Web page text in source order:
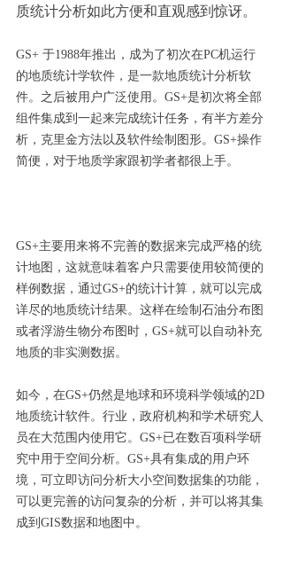
质统计分析如此方便和直观感到惊讶。
GS+ 于1988年推出，成为了初次在PC机运行
的地质统计学软件，是一款地质统计分析软
件。之后被用户广泛使用。GS+是初次将全部
组件集成到一起来完成统计任务，有半方差分
析，克里金方法以及软件绘制图形。GS+操作
简便，对于地质学家跟初学者都很上手。
GS+主要用来将不完善的数据来完成严格的统
计地图，这就意味着客户只需要使用较简便的
样例数据，通过GS+的统计计算，就可以完成
详尽的地质统计结果。这样在绘制石油分布图
或者浮游生物分布图时，GS+就可以自动补充
地质的非实测数据。
如今，在GS+仍然是地球和环境科学领域的2D
地质统计软件。行业，政府机构和学术研究人
员在大范围内使用它。GS+已在数百项科学研
究中用于空间分析。GS+具有集成的用户环
境，可立即访问分析大小空间数据集的功能，
可以更完善的访问复杂的分析，并可以将其集
成到GIS数据和地图中。